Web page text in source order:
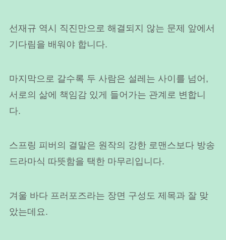
선재규 역시 직진만으로 해결되지 않는 문제 앞에서
기다림을 배워야 합니다.
마지막으로 갈수록 두 사람은 설레는 사이를 넘어,
서로의 삶에 책임감 있게 들어가는 관계로 변합니
다.
스프링 피버의 결말은 원작의 강한 로맨스보다 방송
드라마식 따뜻함을 택한 마무리입니다.
겨울 바다 프러포즈라는 장면 구성도 제목과 잘 맞
았는데요.